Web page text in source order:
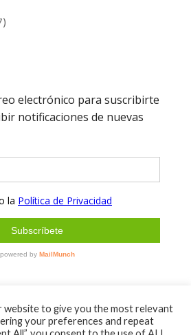
37
mí Contacto
website to give you the most relevant
your preferences and repeat